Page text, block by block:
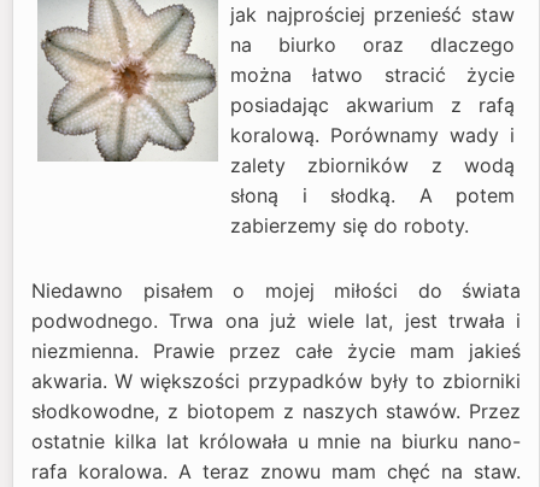
jak najprościej przenieść staw
na biurko oraz dlaczego
można łatwo stracić życie
posiadając akwarium z rafą
koralową. Porównamy wady i
zalety zbiorników z wodą
słoną i słodką. A potem
zabierzemy się do roboty.
Niedawno pisałem o mojej miłości do świata
podwodnego. Trwa ona już wiele lat, jest trwała i
niezmienna. Prawie przez całe życie mam jakieś
akwaria. W większości przypadków były to zbiorniki
słodkowodne, z biotopem z naszych stawów. Przez
ostatnie kilka lat królowała u mnie na biurku nano-
rafa koralowa. A teraz znowu mam chęć na staw.